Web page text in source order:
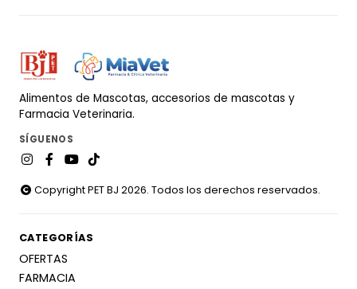
Alimentos de Mascotas, accesorios de mascotas y
Farmacia Veterinaria.
SÍGUENOS
Copyright PET BJ 2026. Todos los derechos reservados.
CATEGORÍAS
OFERTAS
FARMACIA